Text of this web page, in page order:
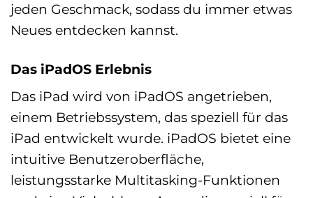
jeden Geschmack, sodass du immer etwas
Neues entdecken kannst.
Das iPadOS Erlebnis
Das iPad wird von iPadOS angetrieben,
einem Betriebssystem, das speziell für das
iPad entwickelt wurde. iPadOS bietet eine
intuitive Benutzeroberfläche,
leistungsstarke Multitasking-Funktionen